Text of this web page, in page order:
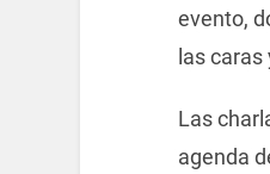
evento,
las
Las
agenda